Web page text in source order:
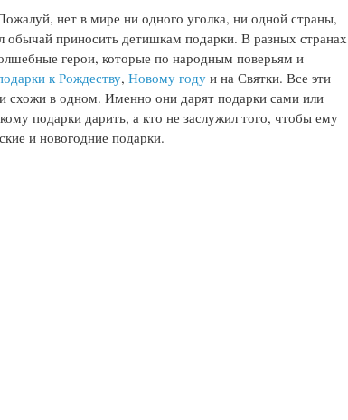
нет в мире ни одного уголка, ни одной страны,
обычай приносить детишкам подарки. В разных странах
герои, которые по народным поверьям и
к Рождеству,Новому году и на Святки. Все эти
схожи в одном. Именно они дарят подарки сами или
подарки дарить, а кто не заслужил того, чтобы ему
и новогодние подарки.